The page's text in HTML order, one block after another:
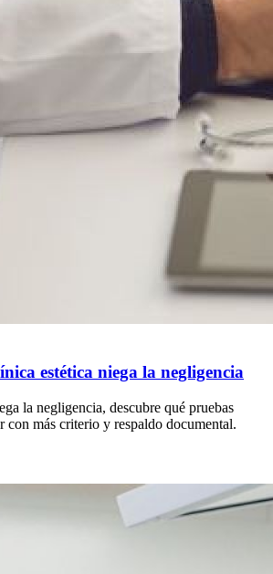
estética niega la negligencia
la negligencia, descubre qué pruebas
con más criterio y respaldo documental.